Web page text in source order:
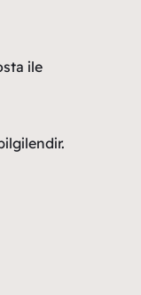
ile